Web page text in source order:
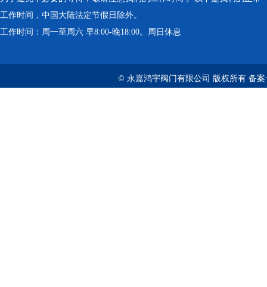
工作时间，中国大陆法定节假日除外。
工作时间：周一至周六 早8:00-晚18:00。周日休息
© 永嘉鸿宇阀门有限公司 版权所有 备案